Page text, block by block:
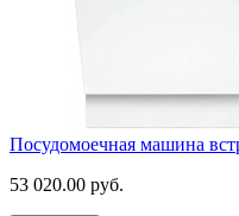
Посудомоечная машина
53 020.00 руб.